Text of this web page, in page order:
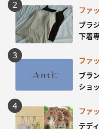
ファ
ブラ
下着
ファ
ブラ
ショ
ファ
テデ